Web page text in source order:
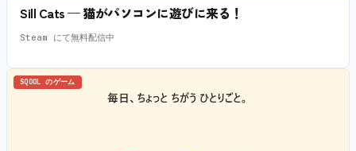
Sill Cats — 猫がパソコンに遊びに来る！
Steam にて無料配信中
SQOOL のゲーム